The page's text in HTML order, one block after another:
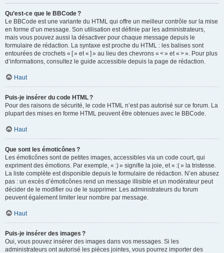
Qu’est-ce que le BBCode ?
Le BBCode est une variante du HTML qui offre un meilleur contrôle sur la mise
en forme d’un message. Son utilisation est définie par les administrateurs,
mais vous pouvez aussi la désactiver pour chaque message depuis le
formulaire de rédaction. La syntaxe est proche du HTML : les balises sont
entourées de crochets « [ » et « ] » au lieu des chevrons « < » et « > ». Pour plus
d’informations, consultez le guide accessible depuis la page de rédaction.
Haut
Puis-je insérer du code HTML ?
Pour des raisons de sécurité, le code HTML n’est pas autorisé sur ce forum. La
plupart des mises en forme HTML peuvent être obtenues avec le BBCode.
Haut
Que sont les émoticônes ?
Les émoticônes sont de petites images, accessibles via un code court, qui
expriment des émotions. Par exemple, « :) » signifie la joie, et « :( » la tristesse.
La liste complète est disponible depuis le formulaire de rédaction. N’en abusez
pas : un excès d’émoticônes rend un message illisible et un modérateur peut
décider de le modifier ou de le supprimer. Les administrateurs du forum
peuvent également limiter leur nombre par message.
Haut
Puis-je insérer des images ?
Oui, vous pouvez insérer des images dans vos messages. Si les
administrateurs ont autorisé les pièces jointes, vous pourrez importer des